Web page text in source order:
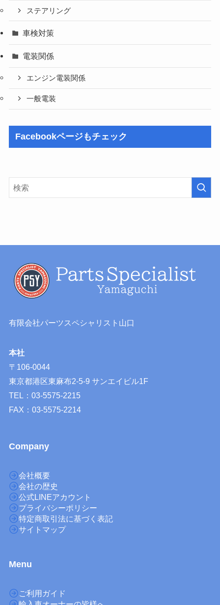
ステアリング
車検対策
電装関係
エンジン電装関係
一般電装
Facebookページもチェック
有限会社パーツスペシャリスト山口
本社
〒106-0044
東京都港区東麻布2-5-9 サンエイビル1F
TEL：03-5575-2215
FAX：03-5575-2214
Company
会社概要
会社の歴史
公式LINEアカウント
プライバシーポリシー
特定商取引法に基づく表記
サイトマップ
Menu
ご利用ガイド